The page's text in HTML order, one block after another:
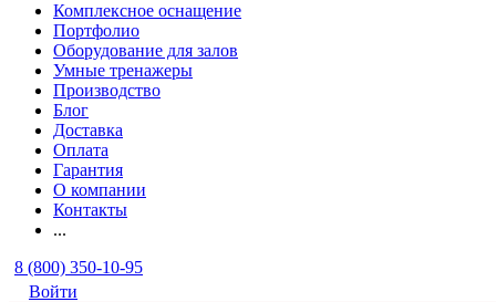
Комплексное оснащение
Портфолио
Оборудование для залов
Умные тренажеры
Производство
Блог
Доставка
Оплата
Гарантия
О компании
Контакты
...
8 (800) 350-10-95
Войти